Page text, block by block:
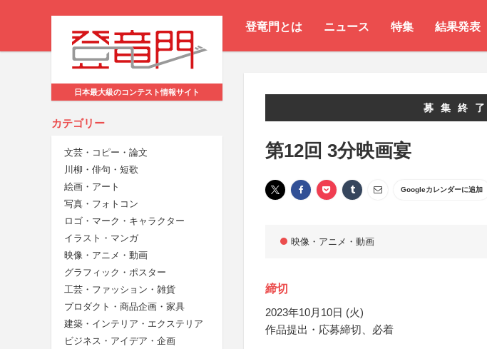
登竜門とは ニュース 特集 結果発表
日本最大級のコンテスト情報サイト
カテゴリー
文芸・コピー・論文
川柳・俳句・短歌
絵画・アート
写真・フォトコン
ロゴ・マーク・キャラクター
イラスト・マンガ
映像・アニメ・動画
グラフィック・ポスター
工芸・ファッション・雑貨
プロダクト・商品企画・家具
建築・インテリア・エクステリア
ビジネス・アイデア・企画
募集終了
第12回 3分映画宴
Googleカレンダーに追加
映像・アニメ・動画
締切
2023年10月10日 (火)
作品提出・応募締切、必着